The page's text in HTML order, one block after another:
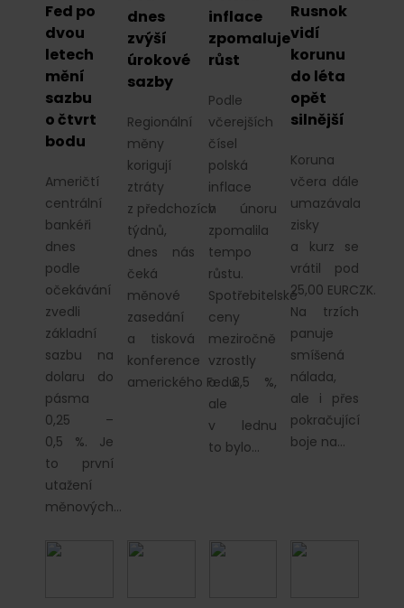
Fed po
dvou
letech
mění
sazbu
o čtvrt
bodu
Američtí
centrální
bankéři
dnes
podle
očekávání
zvedli
základní
sazbu na
dolaru do
pásma
0,25 –
0,5 %. Je
to první
utažení
měnových…
dnes
zvýší
úrokové
sazby
Regionální
měny
korigují
ztráty
z předchozích
týdnů,
dnes nás
čeká
měnové
zasedání
a tisková
konference
amerického Fedu.
inflace
zpomaluje
růst
Podle
včerejších
čísel
polská
inflace
v únoru
zpomalila
tempo
růstu.
Spotřebitelské
ceny
meziročně
vzrostly
o 8,5 %,
ale
v lednu
to bylo…
Rusnok
vidí
korunu
do léta
opět
silnější
Koruna
včera dále
umazávala
zisky
a kurz se
vrátil pod
25,00 EURCZK.
Na trzích
panuje
smíšená
nálada,
ale i přes
pokračující
boje na…